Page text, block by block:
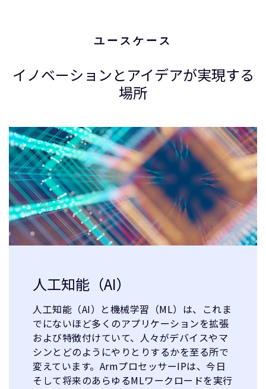
ユースケース
イノベーションとアイデアが実現する
場所
人工知能（AI）
人工知能（AI）と機械学習（ML）は、これま
でにないほど多くのアプリケーションを拡張
および特徴付けていて、人々がデバイスやマ
シンとどのようにやりとりするかを至る所で
変えています。ArmプロセッサーIPは、今日
そして将来のあらゆるMLワークロードを実行